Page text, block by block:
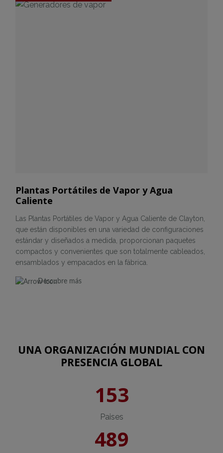
Plantas Portátiles de Vapor y Agua
Caliente
Las Plantas Portátiles de Vapor y Agua Caliente de Clayton,
que están disponibles en una variedad de configuraciones
estándar y diseñados a medida, proporcionan paquetes
compactos y convenientes que son totalmente cableados,
ensamblados y empacados en la fábrica.
Descubre más
UNA ORGANIZACIÓN MUNDIAL CON
PRESENCIA GLOBAL
153
Paises
489